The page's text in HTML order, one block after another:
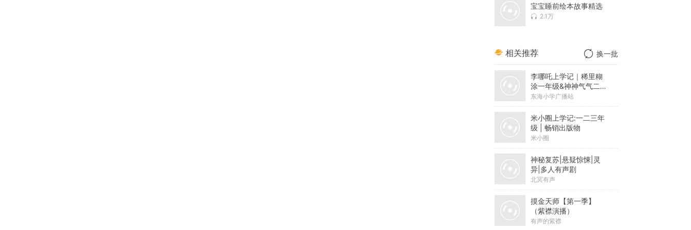
宝宝睡前绘本故事精选
2.1万
相关推荐 换一批
李哪吒上学记｜稀里糊
涂一年级&神神气气二年
级
东海小学广播站
米小圈上学记:一二三年
级 | 畅销出版物
米小圈
神秘复苏|悬疑惊悚|灵
异|多人有声剧
北冥有声
摸金天师【第一季】
（紫襟演播）
有声的紫襟